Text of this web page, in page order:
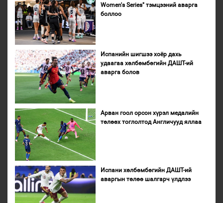
Women's Series" тэмцээний аварга
боллоо
Испанийн шигшээ хоёр дахь
удаагаа хөлбөмбөгийн ДАШТ-ий
аварга болов
Арван гоол орсон хүрэл медалийн
төлөөх тоглолтод Англичууд яллаа
Испани хөлбөмбөгийн ДАШТ-ий
аваргын төлөө шалгарч үлдлээ